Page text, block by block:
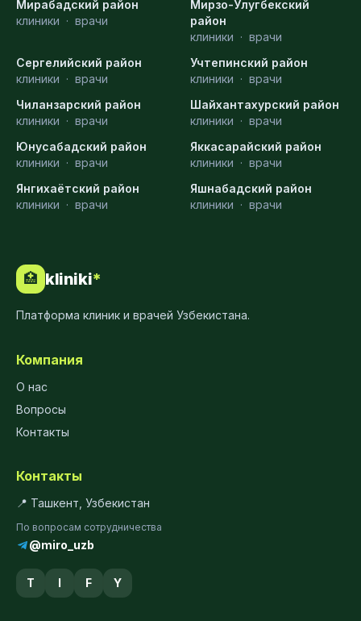
Мирабадский район
клиники · врачи
Мирзо-Улугбекский
район
клиники · врачи
Сергелийский район
клиники · врачи
Учтепинский район
клиники · врачи
Чиланзарский район
клиники · врачи
Шайхантахурский район
клиники · врачи
Юнусабадский район
клиники · врачи
Яккасарайский район
клиники · врачи
Янгихаётский район
клиники · врачи
Яшнабадский район
клиники · врачи
🏥 kliniki*
Платформа клиник и врачей Узбекистана.
Компания
О нас
Вопросы
Контакты
Контакты
📍 Ташкент, Узбекистан
По вопросам сотрудничества
@miro_uzb
T I F Y